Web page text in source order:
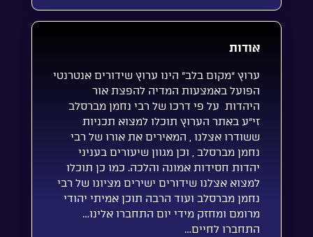
אודות
ערוץ “מקום בלב” הינו ערוץ שידורים אנטרנטי
הפועל באמצעות המדיה להפצת אור
היהדות על פי דרכו של רבי נחמן מברסלב
זי”ע באתר הערוץ תוכלו למצוא תכניות
ששודרו אצלנו , המאירים את אורו של רבי
נחמן מברסלב , וכן מגוון שיעורים בעניני
יהדות חסידות אמונה והלכה. כמו כן תוכלו
למצוא אצלנו שידורים ישירים מציונו של רבי
נחמן מברסלב ועוד הרבה תוכן אמיתי יהודי
מרומם ומחזק מידי יום התחברו אלינו…
התחברו לחיים…